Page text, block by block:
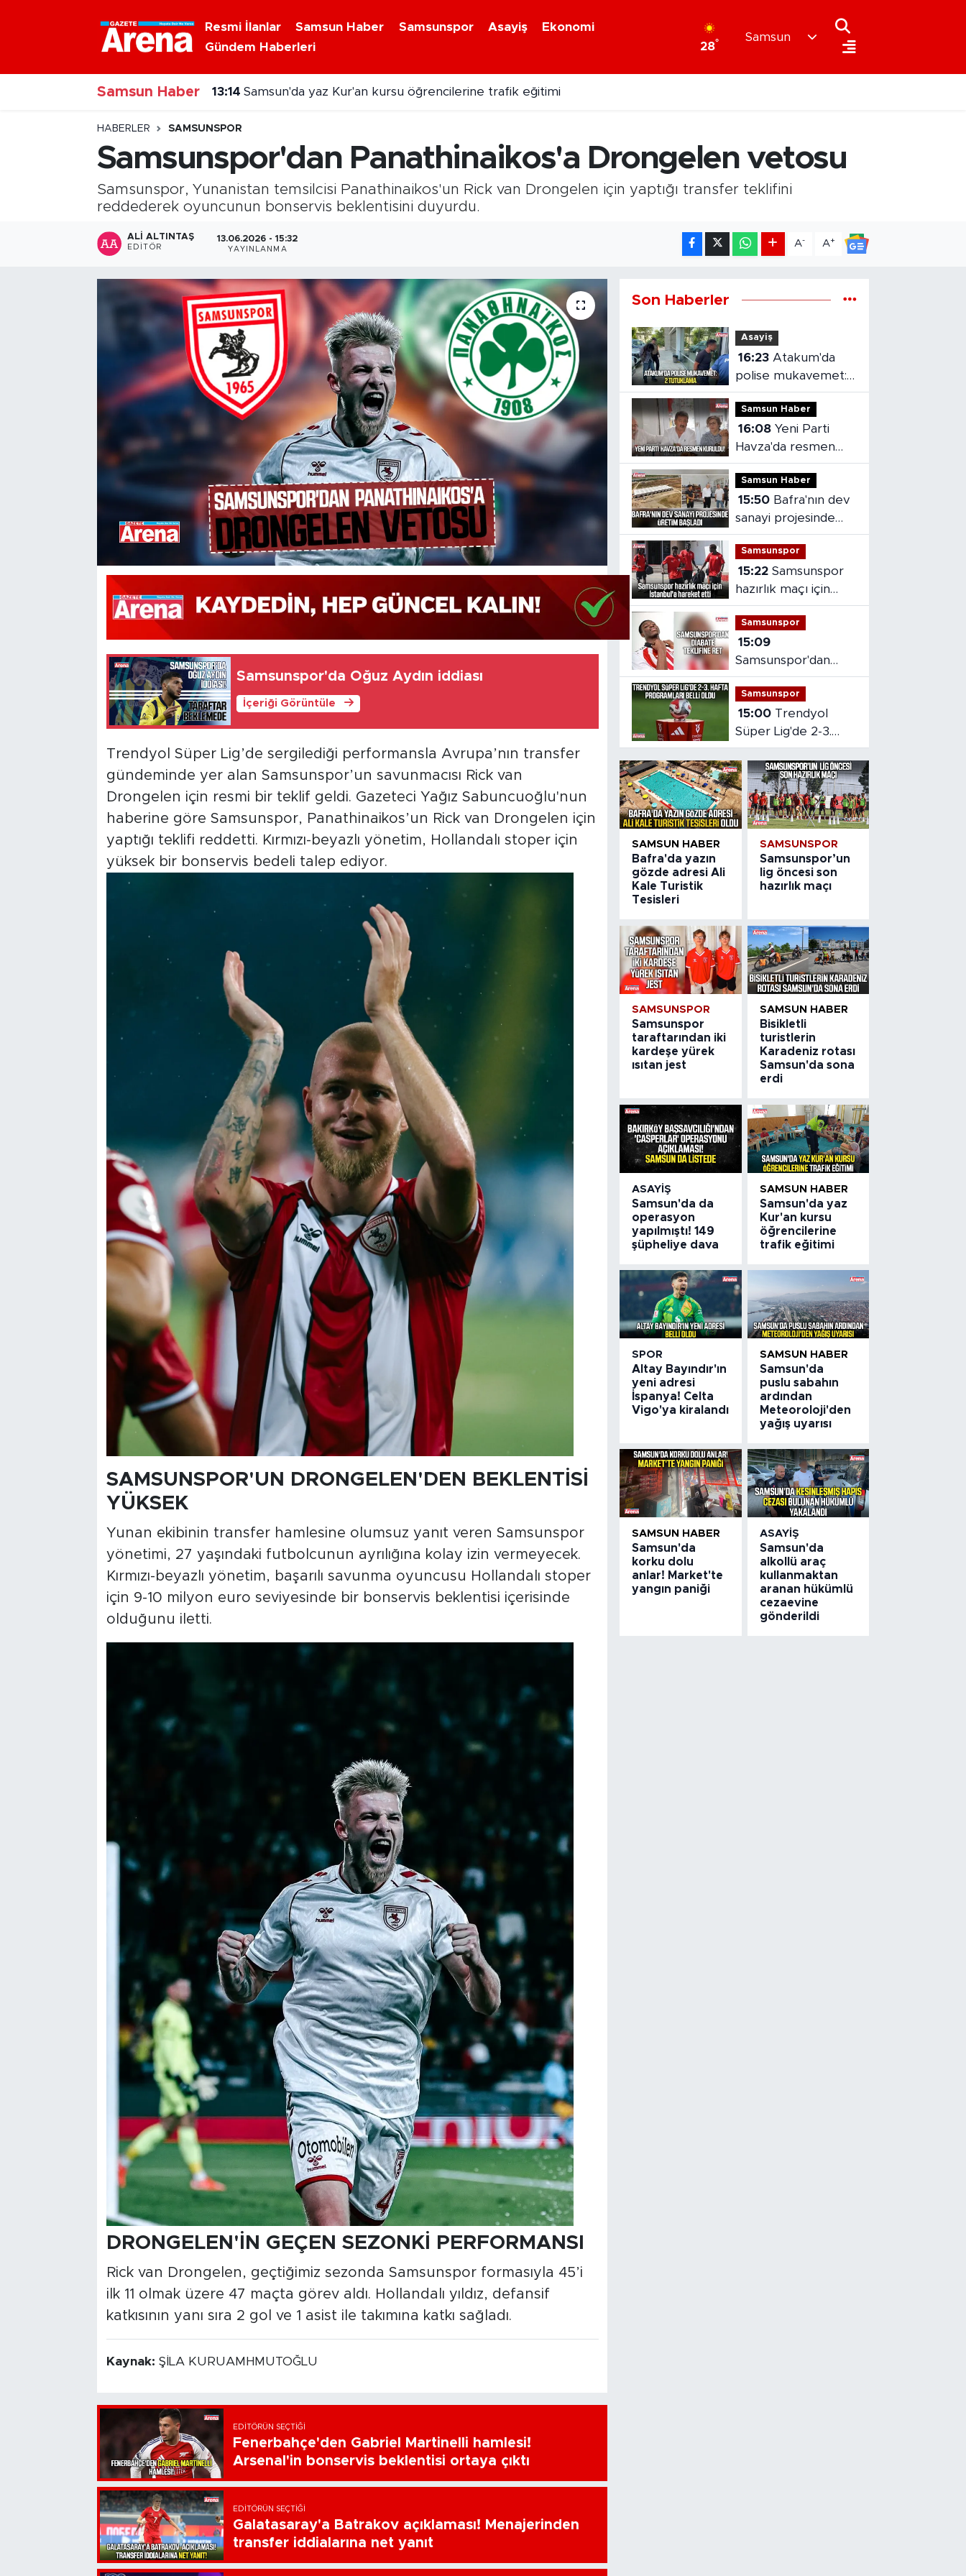
Resmi İlanlar Samsun Haber Samsunspor Asayiş
Ekonomi
Gündem Haberleri
28°
Samsun
Samsun Haber 12:58 Altay Bayındır'ın yeni adresi İspanya! Celta Vigo'ya kiralandı
HABERLER SAMSUNSPOR
Samsunspor'dan Panathinaikos'a Drongelen vetosu
Samsunspor, Yunanistan temsilcisi Panathinaikos'un Rick van Drongelen için yaptığı transfer teklifini
reddederek oyuncunun bonservis beklentisini duyurdu.
ALI ALTINTAŞ
EDITÖR
13.06.2026 - 15:32
YAYINLANMA
A- A+
Samsunspor'da Oğuz Aydın iddiası
İçeriği Görüntüle
Trendyol Süper Lig’de sergilediği performansla Avrupa’nın transfer
gündeminde yer alan Samsunspor’un savunmacısı Rick van
Drongelen için resmi bir teklif geldi. Gazeteci Yağız Sabuncuoğlu'nun
haberine göre Samsunspor, Panathinaikos’un Rick van Drongelen için
yaptığı teklifi reddetti. Kırmızı-beyazlı yönetim, Hollandalı stoper için
yüksek bir bonservis bedeli talep ediyor.
SAMSUNSPOR'UN DRONGELEN'DEN BEKLENTİSİ
YÜKSEK
Yunan ekibinin transfer hamlesine olumsuz yanıt veren Samsunspor
yönetimi, 27 yaşındaki futbolcunun ayrılığına kolay izin vermeyecek.
Kırmızı-beyazlı yönetim, başarılı savunma oyuncusu Hollandalı stoper
için 9-10 milyon euro seviyesinde bir bonservis beklentisi içerisinde
olduğunu iletti.
DRONGELEN'İN GEÇEN SEZONKİ PERFORMANSI
Rick van Drongelen, geçtiğimiz sezonda Samsunspor formasıyla 45’i
ilk 11 olmak üzere 47 maçta görev aldı. Hollandalı yıldız, defansif
katkısının yanı sıra 2 gol ve 1 asist ile takımına katkı sağladı.
Kaynak: ŞİLA KURUAMHMUTOĞLU
EDITÖRÜN SEÇTIĞI
Fenerbahçe'den Gabriel Martinelli hamlesi!
Arsenal'in bonservis beklentisi ortaya çıktı
EDITÖRÜN SEÇTIĞI
Galatasaray'a Batrakov açıklaması! Menajerinden
transfer iddialarına net yanıt
Son Haberler
Asayiş
16:23 Atakum'da
polise mukavemet:
2 tutuklama
Samsun Haber
16:08
Havza'da resmen
kuruldu
Samsun Haber
15:50
sanayi projesinde
üretim başladı
Samsunspor
15:22 Samsunspor
hazırlık maçı için
İstanbul'a hareket
etti
Samsunspor
15:09
Samsunspor'dan
Diabate teklifine ret
Samsunspor
15:00
Süper Lig'de 2-3.
hafta programları
belli oldu
SAMSUN HABER
Bafra'da yazın
gözde adresi Ali
Kale Turistik
Tesisleri
SAMSUNSPOR
Samsunspor’un
lig öncesi son
hazırlık maçı
SAMSUNSPOR
Samsunspor
taraftarından iki
kardeşe yürek
ısıtan jest
SAMSUN HABER
Bisikletli
turistlerin
Karadeniz rotası
Samsun'da sona
erdi
ASAYIŞ
Samsun'da da
operasyon
yapılmıştı! 149
şüpheliye dava
SAMSUN HABER
Samsun'da yaz
Kur'an kursu
öğrencilerine
trafik eğitimi
SPOR
Altay Bayındır'ın
yeni adresi
İspanya! Celta
Vigo'ya kiralandı
SAMSUN HABER
Samsun'da
puslu sabahın
ardından
Meteoroloji'den
yağış uyarısı
SAMSUN HABER
Samsun'da
korku dolu
anlar! Market'te
yangın paniği
ASAYIŞ
Samsun'da
alkollü araç
kullanmaktan
aranan hükümlü
cezaevine
gönderildi
Nöbetçi Eczaneler
Hava Durumu
Samsun Namaz Vakitleri
Trafik Durumu
Süper Lig Puan Durumu ve Fikstür
Tüm Manşetler